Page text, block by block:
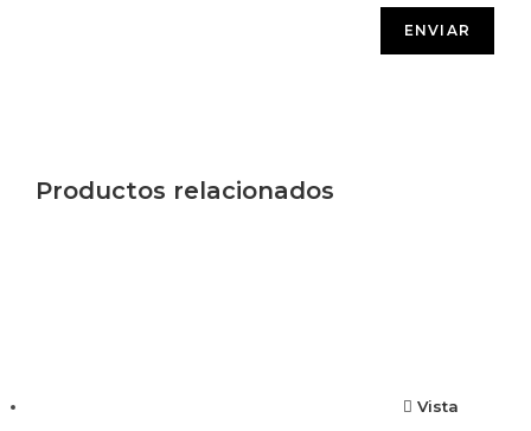
Productos relacionados
Vista